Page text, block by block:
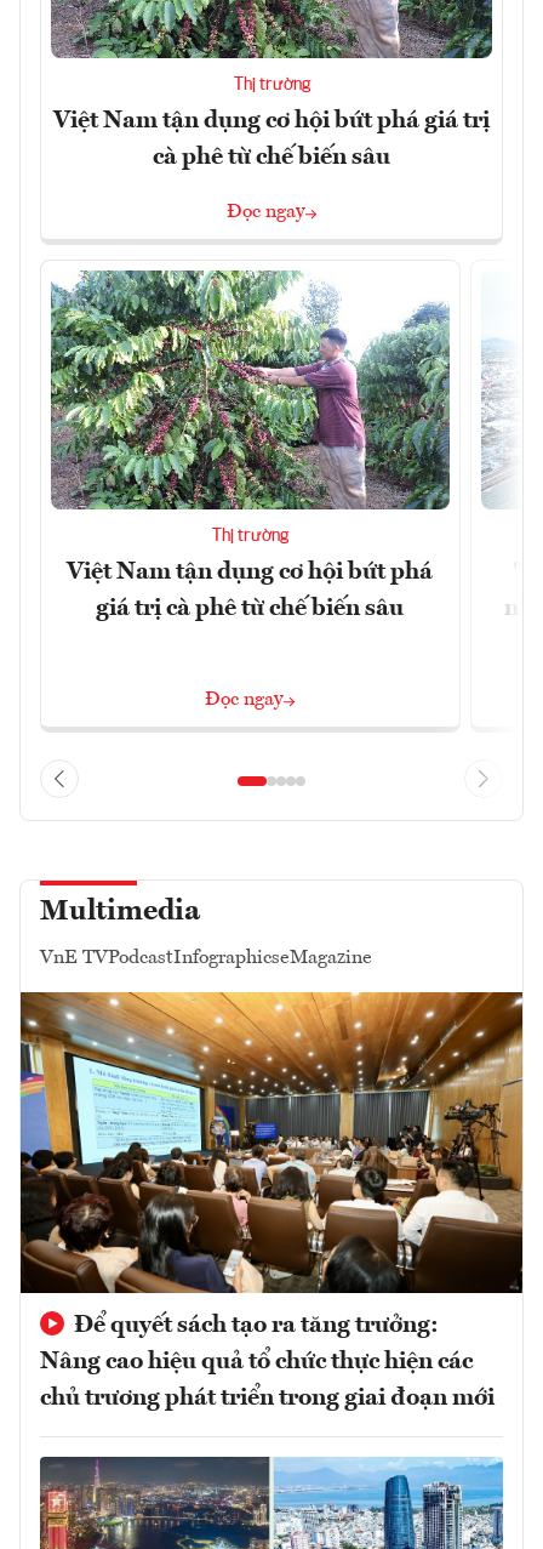
Thị trường
Việt Nam tận dụng cơ hội bứt phá giá trị
cà phê từ chế biến sâu
Đọc ngay
Thị trường
Việt Nam tận dụng cơ hội bứt phá
giá trị cà phê từ chế biến sâu
Đọc ngay
Multimedia
VnE TVPodcastInfographicseMagazine
Để quyết sách tạo ra tăng trưởng:
Nâng cao hiệu quả tổ chức thực hiện các
chủ trương phát triển trong giai đoạn mới